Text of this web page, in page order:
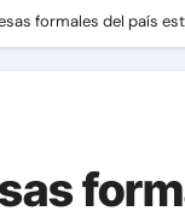
formales del país